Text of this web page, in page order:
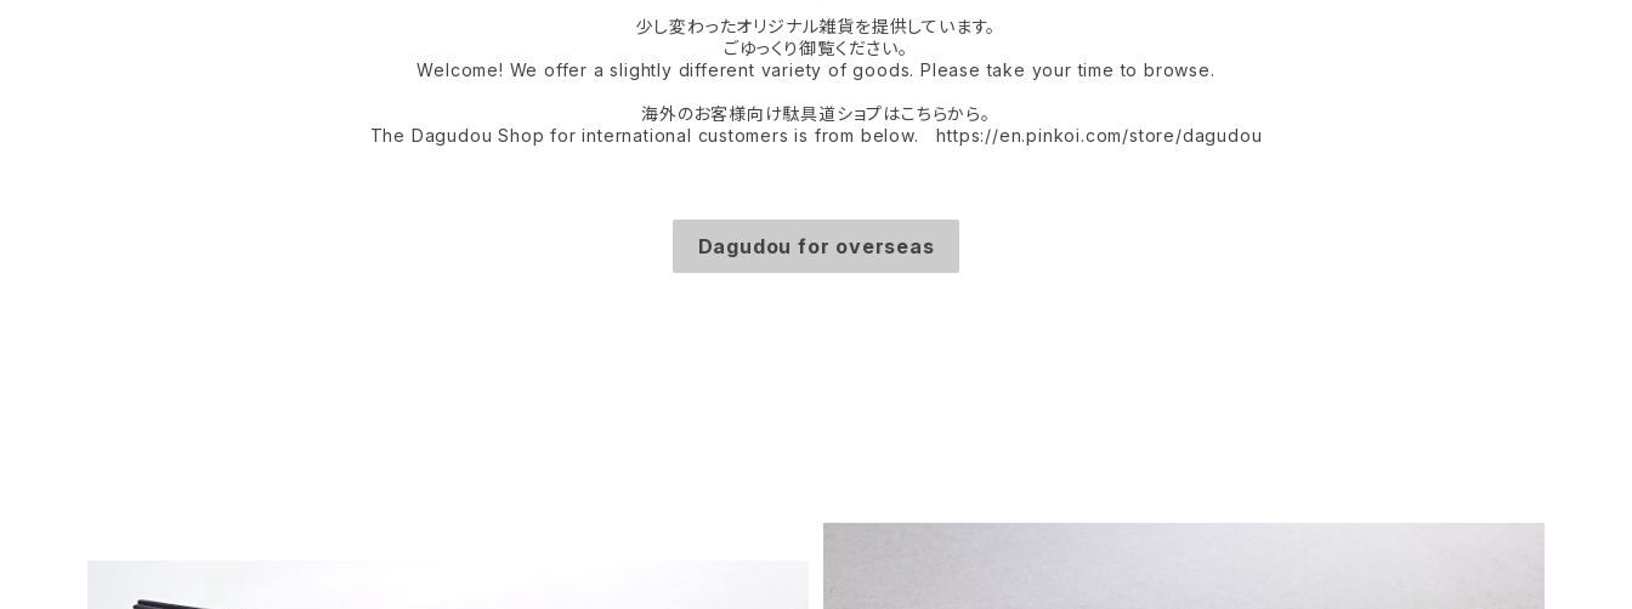
少し変わったオリジナル雑貨を提供しています。
ごゆっくり御覧ください。
Welcome! We offer a slightly different variety of goods. Please take your time to browse.
海外のお客様向け駄具道ショプはこちらから。
The Dagudou Shop for international customers is from below. https://en.pinkoi.com/store/dagudou
Dagudou for overseas